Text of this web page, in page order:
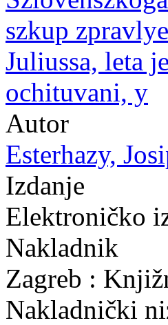
szkup
Juliussa, leta
ochituvani, y
Autor
Esterhazy,
Izdanje
Elektroničko
Nakladnik
Zagreb :
Nakladnički